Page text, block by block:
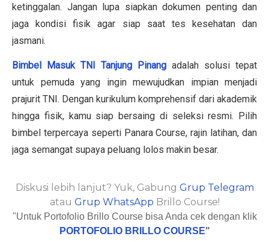
ketinggalan. Jangan lupa siapkan dokumen penting dan
jaga kondisi fisik agar siap saat tes kesehatan dan
jasmani.
Bimbel Masuk TNI Tanjung Pinang adalah solusi tepat
untuk pemuda yang ingin mewujudkan impian menjadi
prajurit TNI. Dengan kurikulum komprehensif dari akademik
hingga fisik, kamu siap bersaing di seleksi resmi. Pilih
bimbel terpercaya seperti Panara Course, rajin latihan, dan
jaga semangat supaya peluang lolos makin besar.
Diskusi lebih lanjut? Yuk, Gabung Grup Telegram
atau Grup WhatsApp Brillo Course!
"Untuk Portofolio Brillo Course bisa Anda cek dengan klik
PORTOFOLIO BRILLO COURSE"